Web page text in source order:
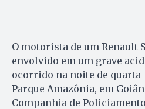
O motorista de um Renault
envolvido em um grave
ocorrido na noite de quarta-
Parque Amazônia, em
Companhia de